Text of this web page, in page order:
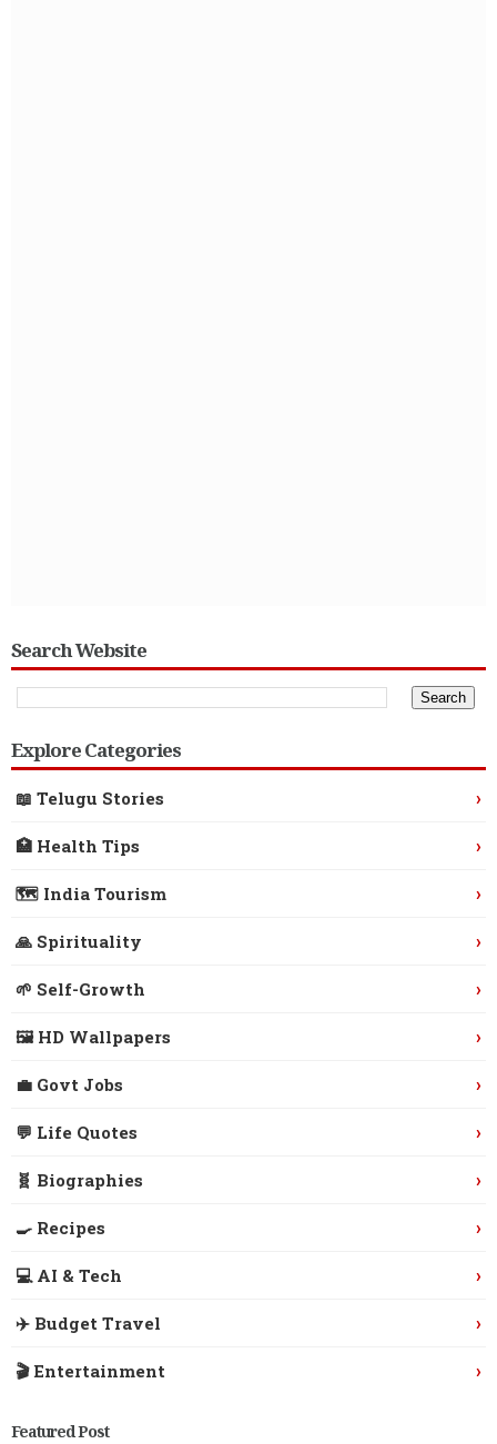
Search Website
Explore Categories
📖 Telugu Stories ›
🏥 Health Tips ›
🗺️ India Tourism ›
🙏 Spirituality ›
🌱 Self-Growth ›
🖼️ HD Wallpapers ›
💼 Govt Jobs ›
💬 Life Quotes ›
🧬 Biographies ›
🍳 Recipes ›
💻 AI & Tech ›
✈️ Budget Travel ›
🎬 Entertainment ›
Featured Post